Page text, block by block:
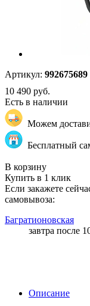
Артикул: 992675689
10 490 руб.
Есть в наличии
Можем
Бесплатный
В корзину
Купить в 1 клик
Если закажете
самовывоза:
Багратионовская
завтра после
Описание